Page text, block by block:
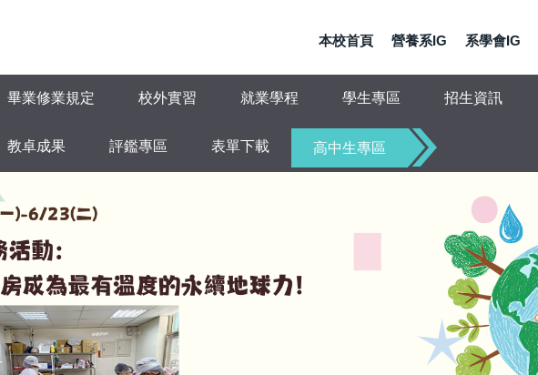
本校首頁 營養系IG 系學會IG
畢業修業規定 校外實習 就業學程 學生專區 招生資訊
教卓成果 評鑑專區 表單下載 高中生專區